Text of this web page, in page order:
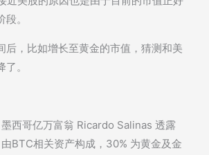
。
后，比如增长至黄金的市值，猜测和美
。
西哥亿万富翁 Ricardo Salinas 透露
BTC相关资产构成，30% 为黄金及金